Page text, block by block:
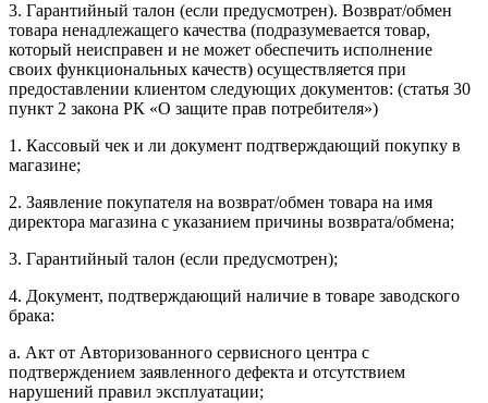
3. Гарантийный талон (если предусмотрен). Возврат/обмен
товара ненадлежащего качества (подразумевается товар,
который неисправен и не может обеспечить исполнение
своих функциональных качеств) осуществляется при
предоставлении клиентом следующих документов: (статья 30
пункт 2 закона РК «О защите прав потребителя»)
1. Кассовый чек и ли документ подтверждающий покупку в
магазине;
2. Заявление покупателя на возврат/обмен товара на имя
директора магазина с указанием причины возврата/обмена;
3. Гарантийный талон (если предусмотрен);
4. Документ, подтверждающий наличие в товаре заводского
брака:
a. Акт от Авторизованного сервисного центра с
подтверждением заявленного дефекта и отсутствием
нарушений правил эксплуатации;